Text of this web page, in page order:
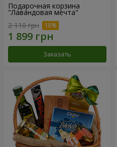
Подарочная корзина
"Лавандовая мечта"
2 110 грн
Заказать